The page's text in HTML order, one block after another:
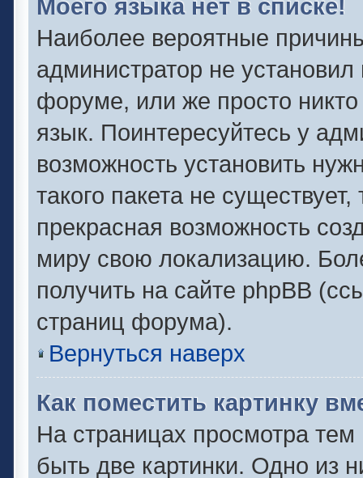
Моего языка нет в списке!
Наиболее вероятные
администратор не
форуме, или же просто
язык. Поинтересуйтесь у
возможность установить
такого пакета не
прекрасная возможность
миру свою локализацию.
получить на сайте phpBB
страниц форума).
Вернуться наверх
Как поместить картинку
На страницах просмотра
быть две картинки. Одно из